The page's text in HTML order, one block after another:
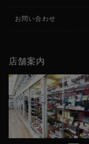
お問い合わせ
店舗案内